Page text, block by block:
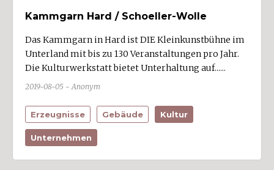
Kammgarn Hard / Schoeller-Wolle
Das Kammgarn in Hard ist DIE Kleinkunstbühne im
Unterland mit bis zu 130 Veranstaltungen pro Jahr.
Die Kulturwerkstatt bietet Unterhaltung auf......
2019-08-05 - Anonym
Erzeugnisse Gebäude Kultur
Unternehmen